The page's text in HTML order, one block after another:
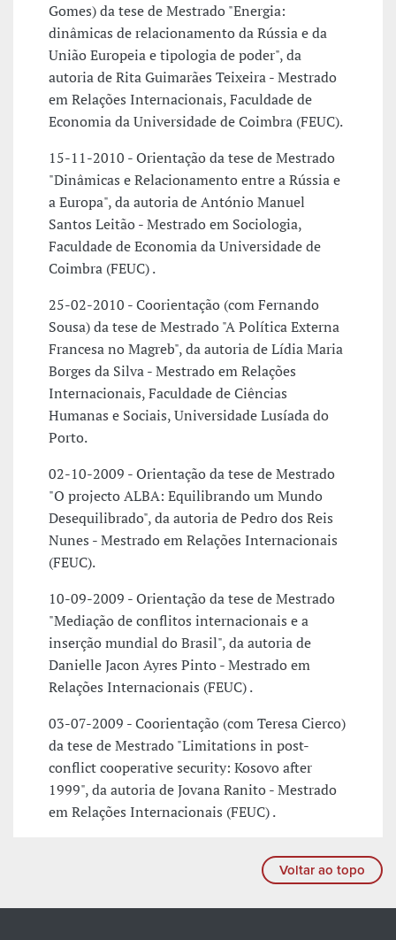
Gomes) da tese de Mestrado "Energia:
dinâmicas de relacionamento da Rússia e da
União Europeia e tipologia de poder", da
autoria de Rita Guimarães Teixeira - Mestrado
em Relações Internacionais, Faculdade de
Economia da Universidade de Coimbra (FEUC).
15-11-2010 - Orientação da tese de Mestrado
"Dinâmicas e Relacionamento entre a Rússia e
a Europa", da autoria de António Manuel
Santos Leitão - Mestrado em Sociologia,
Faculdade de Economia da Universidade de
Coimbra (FEUC) .
25-02-2010 - Coorientação (com Fernando
Sousa) da tese de Mestrado "A Política Externa
Francesa no Magreb", da autoria de Lídia Maria
Borges da Silva - Mestrado em Relações
Internacionais, Faculdade de Ciências
Humanas e Sociais, Universidade Lusíada do
Porto.
02-10-2009 - Orientação da tese de Mestrado
"O projecto ALBA: Equilibrando um Mundo
Desequilibrado", da autoria de Pedro dos Reis
Nunes - Mestrado em Relações Internacionais
(FEUC).
10-09-2009 - Orientação da tese de Mestrado
"Mediação de conflitos internacionais e a
inserção mundial do Brasil", da autoria de
Danielle Jacon Ayres Pinto - Mestrado em
Relações Internacionais (FEUC) .
03-07-2009 - Coorientação (com Teresa Cierco)
da tese de Mestrado "Limitations in post-
conflict cooperative security: Kosovo after
1999", da autoria de Jovana Ranito - Mestrado
em Relações Internacionais (FEUC) .
Voltar ao topo